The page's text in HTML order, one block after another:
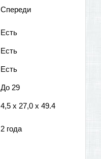
Спереди
Есть
Есть
Есть
До 29
4,5 x 27,0 x 49.4
2 года